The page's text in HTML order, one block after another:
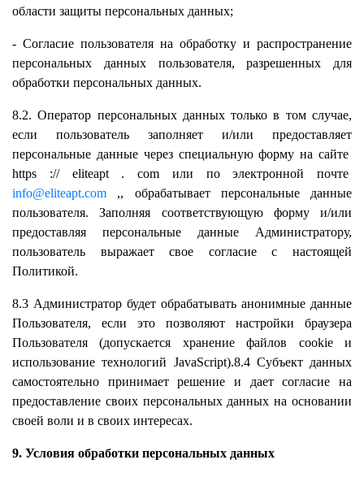
области защиты персональных данных;
- Согласие пользователя на обработку и распространение
персональных данных пользователя, разрешенных для
обработки персональных данных.
8.2. Оператор персональных данных только в том случае,
если пользователь заполняет и/или предоставляет
персональные данные через специальную форму на сайте
https
:// eliteapt . com
или по электронной почте
info@eliteapt.com
,, обрабатывает персональные данные
пользователя. Заполняя соответствующую форму и/или
предоставляя персональные данные Администратору,
пользователь выражает свое согласие с настоящей
Политикой.
8.3 Администратор будет обрабатывать анонимные данные
Пользователя, если это позволяют настройки браузера
Пользователя (допускается хранение файлов cookie и
использование технологий JavaScript).8.4 Субъект данных
самостоятельно принимает решение и дает согласие на
предоставление своих персональных данных на основании
своей воли и в своих интересах.
9. Условия обработки персональных данных